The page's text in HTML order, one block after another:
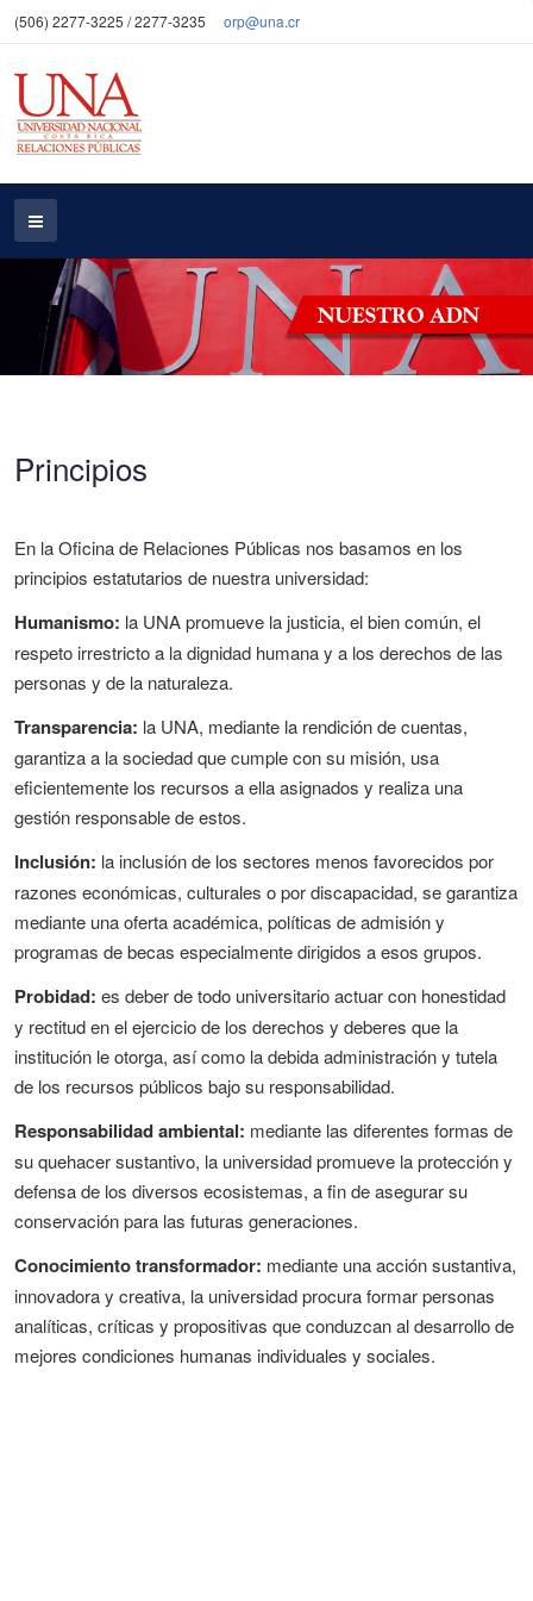
(506) 2277-3225 / 2277-3235 orp@una.cr
Principios
En la Oficina de Relaciones Públicas nos basamos en los
principios estatutarios de nuestra universidad:
Humanismo: la UNA promueve la justicia, el bien común, el
respeto irrestricto a la dignidad humana y a los derechos de las
personas y de la naturaleza.
Transparencia: la UNA, mediante la rendición de cuentas,
garantiza a la sociedad que cumple con su misión, usa
eficientemente los recursos a ella asignados y realiza una
gestión responsable de estos.
Inclusión: la inclusión de los sectores menos favorecidos por
razones económicas, culturales o por discapacidad, se garantiza
mediante una oferta académica, políticas de admisión y
programas de becas especialmente dirigidos a esos grupos.
Probidad: es deber de todo universitario actuar con honestidad
y rectitud en el ejercicio de los derechos y deberes que la
institución le otorga, así como la debida administración y tutela
de los recursos públicos bajo su responsabilidad.
Responsabilidad ambiental: mediante las diferentes formas de
su quehacer sustantivo, la universidad promueve la protección y
defensa de los diversos ecosistemas, a fin de asegurar su
conservación para las futuras generaciones.
Conocimiento transformador: mediante una acción sustantiva,
innovadora y creativa, la universidad procura formar personas
analíticas, críticas y propositivas que conduzcan al desarrollo de
mejores condiciones humanas individuales y sociales.